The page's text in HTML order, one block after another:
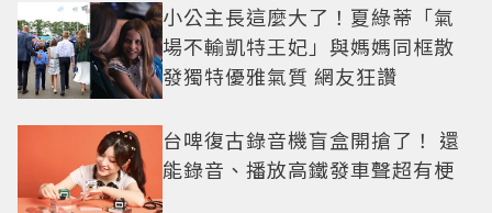
小公主長這麼大了！夏綠蒂「氣
場不輸凱特王妃」與媽媽同框散
發獨特優雅氣質 網友狂讚
台啤復古錄音機盲盒開搶了！ 還
能錄音、播放高鐵發車聲超有梗